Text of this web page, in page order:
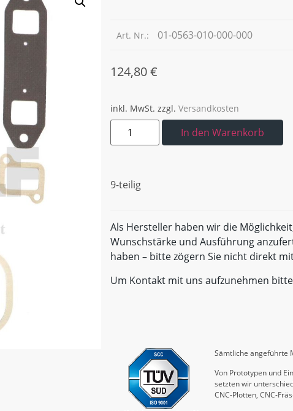
Art. Nr.: 01-0563-010-000-000
124,80€
inkl. MwSt. zzgl. Versandkosten
In den Warenkorb
9-teilig
Als Hersteller haben wir die
Wunschstärke und Ausführung
haben – bitte zögern Sie nicht direkt
Um Kontakt mit uns aufzunehmen bitte
Sämtliche angeführte
Von Prototypen und
setzten wir
CNC-Plotten, CNC-